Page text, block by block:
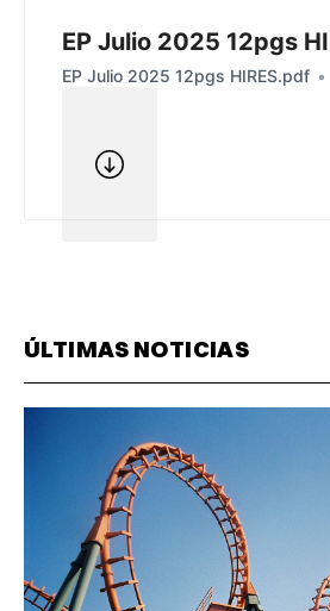
EP Julio 2025 12pgs
EP Julio 2025 12pgs HIRES.pdf
ÚLTIMAS NOTICIAS